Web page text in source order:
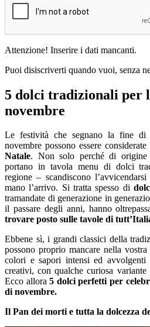
Attenzione! Inserire i dati mancanti.
Puoi disiscriverti quando vuoi, senza
5 dolci tradizionali per
novembre
Le festività che segnano la fine
novembre possono essere considerate
Natale. Non solo perché di origine
portano in tavola menu di dolci
regione – scandiscono
mano l’arrivo. Si tratta spesso di
tramandate di generazione in
il passare degli anni, hanno
trovare posto sulle tavole di
Ebbene sì, i grandi classici della
possono proprio mancare nella
colori e sapori intensi ed
creativi, con qualche curiosa
Ecco allora5 dolci perfetti per
di novembre.
Il Pan dei morti e tutta la dolcezza